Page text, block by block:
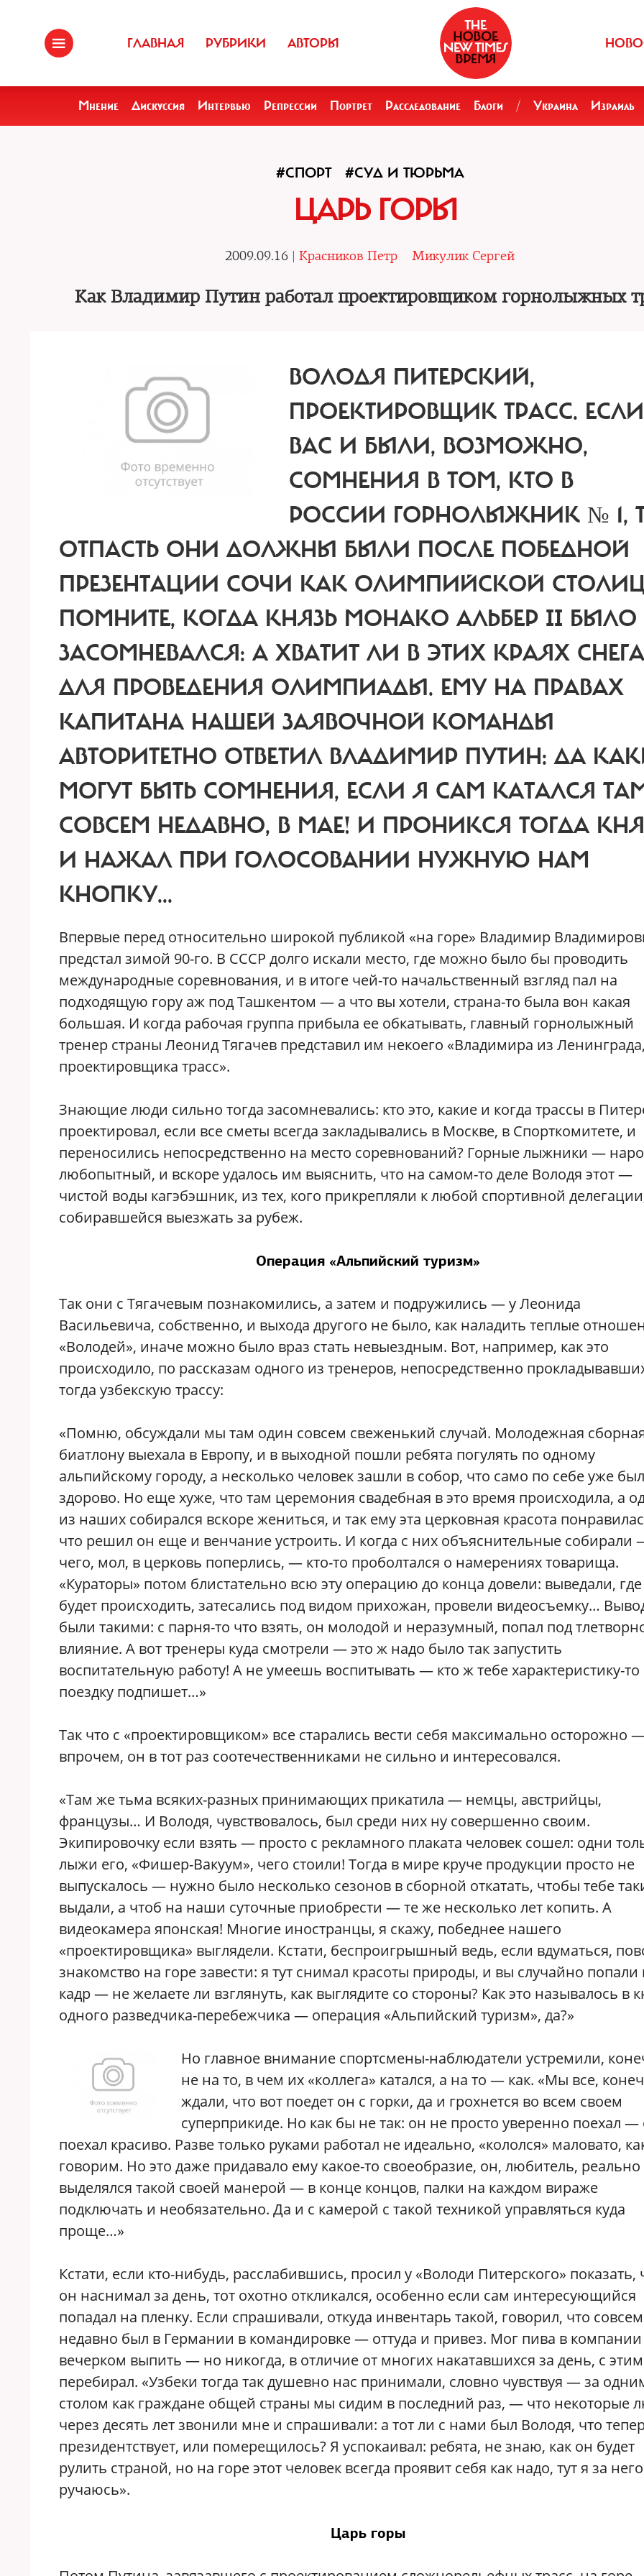
ГЛАВНАЯ РУБРИКИ АВТОРЫ
Мнение Дискуссия Интервью Репрессии Портрет Расследование Блоги / Украина Израиль
#СПОРТ #СУД И ТЮРЬМА
ЦАРЬ ГОРЫ
2009.09.16 | Красников Петр Микулик Сергей
Как Владимир Путин работал проектировщиком горнолыжных
ВОЛОДЯ ПИТЕРСКИЙ,
ПРОЕКТИРОВЩИК ТРАСС.
ВАС И БЫЛИ, ВОЗМОЖНО,
СОМНЕНИЯ В ТОМ, КТО В
РОССИИ ГОРНОЛЫЖНИК № 1,
ОТПАСТЬ ОНИ ДОЛЖНЫ БЫЛИ ПОСЛЕ ПОБЕДНОЙ
ПРЕЗЕНТАЦИИ СОЧИ КАК ОЛИМПИЙСКОЙ
ПОМНИТЕ, КОГДА КНЯЗЬ МОНАКО АЛЬБЕР II БЫЛО
ЗАСОМНЕВАЛСЯ: А ХВАТИТ ЛИ В ЭТИХ КРАЯХ СНЕГА
ДЛЯ ПРОВЕДЕНИЯ ОЛИМПИАДЫ. ЕМУ НА ПРАВАХ
КАПИТАНА НАШЕЙ ЗАЯВОЧНОЙ КОМАНДЫ
АВТОРИТЕТНО ОТВЕТИЛ ВЛАДИМИР ПУТИН: ДА
МОГУТ БЫТЬ СОМНЕНИЯ, ЕСЛИ Я САМ КАТАЛСЯ
СОВСЕМ НЕДАВНО, В МАЕ! И ПРОНИКСЯ ТОГДА
И НАЖАЛ ПРИ ГОЛОСОВАНИИ НУЖНУЮ НАМ
КНОПКУ...
Впервые перед относительно широкой публикой «на горе» Владимир
предстал зимой 90-го. В СССР долго искали место, где можно было бы проводить
международные соревнования, и в итоге чей-то начальственный взгляд пал на
подходящую гору аж под Ташкентом — а что вы хотели, страна-то была вон какая
большая. И когда рабочая группа прибыла ее обкатывать, главный горнолыжный
тренер страны Леонид Тягачев представил им некоего «Владимира из Ленинграда,
проектировщика трасс».
Знающие люди сильно тогда засомневались: кто это, какие и когда трассы в
проектировал, если все сметы всегда закладывались в Москве, в Спорткомитете, и
переносились непосредственно на место соревнований? Горные лыжники —
любопытный, и вскоре удалось им выяснить, что на самом-то деле Володя этот —
чистой воды кагэбэшник, из тех, кого прикрепляли к любой спортивной
собиравшейся выезжать за рубеж.
Операция «Альпийский туризм»
Так они с Тягачевым познакомились, а затем и подружились — у Леонида
Васильевича, собственно, и выхода другого не было, как наладить теплые
«Володей», иначе можно было враз стать невыездным. Вот, например, как это
происходило, по рассказам одного из тренеров, непосредственно
тогда узбекскую трассу:
«Помню, обсуждали мы там один совсем свеженький случай. Молодежная
биатлону выехала в Европу, и в выходной пошли ребята погулять по одному
альпийскому городу, а несколько человек зашли в собор, что само по себе уже
здорово. Но еще хуже, что там церемония свадебная в это время происходила, а
из наших собирался вскоре жениться, и так ему эта церковная красота
что решил он еще и венчание устроить. И когда с них объяснительные собирали
чего, мол, в церковь поперлись, — кто-то проболтался о намерениях товарища.
«Кураторы» потом блистательно всю эту операцию до конца довели: выведали, где
будет происходить, затесались под видом прихожан, провели видеосъемку…
были такими: с парня-то что взять, он молодой и неразумный, попал под
влияние. А вот тренеры куда смотрели — это ж надо было так запустить
воспитательную работу! А не умеешь воспитывать — кто ж тебе характеристику-то
поездку подпишет…»
Так что с «проектировщиком» все старались вести себя максимально осторожно
впрочем, он в тот раз соотечественниками не сильно и интересовался.
«Там же тьма всяких-разных принимающих прикатила — немцы, австрийцы,
французы… И Володя, чувствовалось, был среди них ну совершенно своим.
Экипировочку если взять — просто с рекламного плаката человек сошел: одни
лыжи его, «Фишер-Вакуум», чего стоили! Тогда в мире круче продукции просто не
выпускалось — нужно было несколько сезонов в сборной откатать, чтобы тебе
выдали, а чтоб на наши суточные приобрести — те же несколько лет копить. А
видеокамера японская! Многие иностранцы, я скажу, победнее нашего
«проектировщика» выглядели. Кстати, беспроигрышный ведь, если вдуматься,
знакомство на горе завести: я тут снимал красоты природы, и вы случайно попали
кадр — не желаете ли взглянуть, как выглядите со стороны? Как это называлось в
одного разведчика-перебежчика — операция «Альпийский туризм», да?»
Но главное внимание спортсмены-наблюдатели устремили,
не на то, в чем их «коллега» катался, а на то — как. «Мы все,
ждали, что вот поедет он с горки, да и грохнется во всем своем
суперприкиде. Но как бы не так: он не просто уверенно поехал —
поехал красиво. Разве только руками работал не идеально, «кололся» маловато,
говорим. Но это даже придавало ему какое-то своеобразие, он, любитель, реально
выделялся такой своей манерой — в конце концов, палки на каждом вираже
подключать и необязательно. Да и с камерой с такой техникой управляться куда
проще…»
Кстати, если кто-нибудь, расслабившись, просил у «Володи Питерского» показать,
он наснимал за день, тот охотно откликался, особенно если сам интересующийся
попадал на пленку. Если спрашивали, откуда инвентарь такой, говорил, что совсем
недавно был в Германии в командировке — оттуда и привез. Мог пива в компании
вечерком выпить — но никогда, в отличие от многих накатавшихся за день, с
перебирал. «Узбеки тогда так душевно нас принимали, словно чувствуя — за
столом как граждане общей страны мы сидим в последний раз, — что некоторые
через десять лет звонили мне и спрашивали: а тот ли с нами был Володя, что
президентствует, или померещилось? Я успокаивал: ребята, не знаю, как он будет
рулить страной, но на горе этот человек всегда проявит себя как надо, тут я за него
ручаюсь».
Царь горы